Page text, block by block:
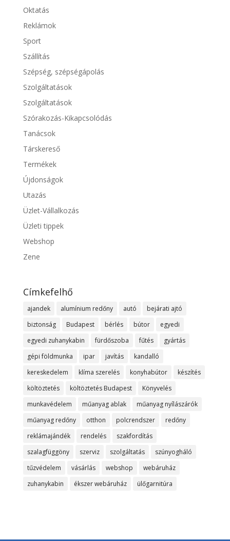
Oktatás
Reklámok
Sport
Szállítás
Szépség, szépségápolás
Szolgáltatások
Szolgáltatások
Szórakozás-Kikapcsolódás
Tanácsok
Társkereső
Termékek
Újdonságok
Utazás
Üzlet-Vállalkozás
Üzleti tippek
Webshop
Zene
Címkefelhő
ajandek alumínium redőny autó
bejárati ajtó
biztonság
Budapest bérlés bútor
egyedi
egyedi zuhanykabin
fürdőszoba fűtés
gyártás
gépi földmunka
ipar javítás
kandalló
kereskedelem
klíma szerelés konyhabútor
készítés
költöztetés
költöztetés Budapest
Könyvelés
munkavédelem
műanyag ablak
műanyag nyílászárók
műanyag redőny
otthon polcrendszer
redőny
reklámajándék
rendelés
szakfordítás
szalagfüggöny
szerviz szolgáltatás
szúnyogháló
tűzvédelem
vásárlás webshop
webáruház
zuhanykabin
ékszer webáruház ülőgarnitúra